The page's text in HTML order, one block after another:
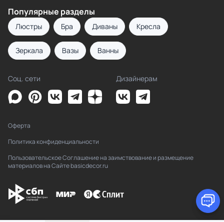
Популярные разделы
Люстры Бра Диваны Кресла
Зеркала Вазы Ванны
Соц. сети Дизайнерам
Оферта
Политика конфиденциальности
Пользовательское Соглашение на заимствование и размещение
материалов на Сайте basicdecor.ru